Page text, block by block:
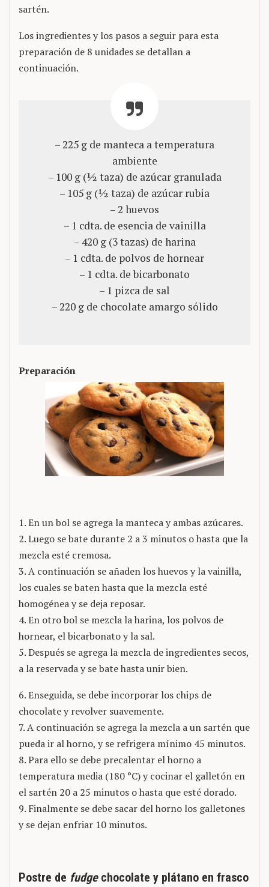
sartén.
Los ingredientes y los pasos a seguir para esta
preparación de 8 unidades se detallan a
continuación.
– 225 g de manteca a temperatura
ambiente
– 100 g (½ taza) de azúcar granulada
– 105 g (½ taza) de azúcar rubia
– 2 huevos
– 1 cdta. de esencia de vainilla
– 420 g (3 tazas) de harina
– 1 cdta. de polvos de hornear
– 1 cdta. de bicarbonato
– 1 pizca de sal
– 220 g de chocolate amargo sólido
Preparación
1. En un bol se agrega la manteca y ambas azúcares.
2. Luego se bate durante 2 a 3 minutos o hasta que la
mezcla esté cremosa.
3. A continuación se añaden los huevos y la vainilla,
los cuales se baten hasta que la mezcla esté
homogénea y se deja reposar.
4. En otro bol se mezcla la harina, los polvos de
hornear, el bicarbonato y la sal.
5. Después se agrega la mezcla de ingredientes secos,
a la reservada y se bate hasta unir bien.
6. Enseguida, se debe incorporar los chips de
chocolate y revolver suavemente.
7. A continuación se agrega la mezcla a un sartén que
pueda ir al horno, y se refrigera mínimo 45 minutos.
8. Para ello se debe precalentar el horno a
temperatura media (180 °C) y cocinar el galletón en
el sartén 20 a 25 minutos o hasta que esté dorado.
9. Finalmente se debe sacar del horno los galletones
y se dejan enfriar 10 minutos.
Postre de fudgechocolate y plátano en frasco